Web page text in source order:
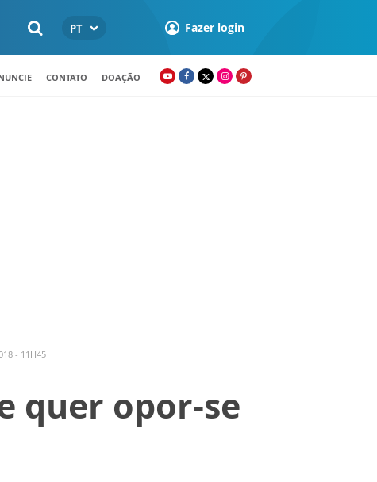
PT Fazer login
CONTATO DOAÇÃO
- 11H45
quer opor-se